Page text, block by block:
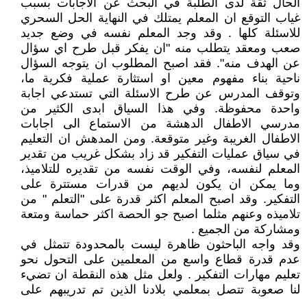
الحال ثقة لدى الطلبة في البحث عن الاجابات بسبب
غياب التوقع ان المعلم يمتلك في النهاية الحل السحري
للاسئلة كلها . وقد وجد المعلم نفسه في وضع جديد
صعب ومعقد يتطلب منه "ان يفكر قبل طرح اي سؤال
عن الهدف منه". فقد اصبح المطلوب ان يتوجه السؤال
ناحية بناء مفهوم معين او استثارة عملية فكرية ما،
وتوقف المدرس عن طرح الاسئلة التي تستدعي اجابة
واحدة محفوظة. وفي هذا السياق ابدى الكثير من
مدرسي الاطفال الدهشة من الاستماع الى اجابات
الاطفال الغريبة وغير متوقعة. ومن المدهش ان التعليم
في سياق عمليات التفكير قد زاد بشكل غريب من تقدير
المعلم لنفسه، وفي الوقت نفسه من تقديره للتلاميذ،
وما يمكن ان يكون لديهم من قدرات مستترة على
التفكير. وقد اصبح المعلم اكثر قدرة على "التعلم " من
تلاميذه وعنهم مثلما اصبح جو الحصة اكثر حماسة ومتعة
ومشاركة من الجميع .
وقد واجه الباحثون ظاهرة ليست بالمحدودة تتمثل في
عدم قدرة قطاع واسع من المعلمين على التحول نحو
تعليم مهارات التفكير . ولعل مثل هذه النقطة ان تضيء
لنا صعوبة تتصل بمعلمي بلادنا الذين تم تدريبهم على